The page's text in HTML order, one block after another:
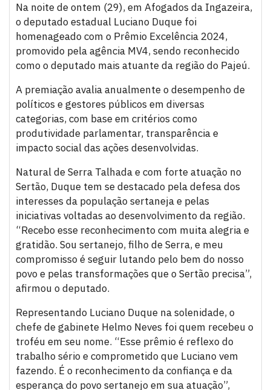
Na noite de ontem (29), em Afogados da Ingazeira,
o deputado estadual Luciano Duque foi
homenageado com o Prêmio Excelência 2024,
promovido pela agência MV4, sendo reconhecido
como o deputado mais atuante da região do Pajeú.
A premiação avalia anualmente o desempenho de
políticos e gestores públicos em diversas
categorias, com base em critérios como
produtividade parlamentar, transparência e
impacto social das ações desenvolvidas.
Natural de Serra Talhada e com forte atuação no
Sertão, Duque tem se destacado pela defesa dos
interesses da população sertaneja e pelas
iniciativas voltadas ao desenvolvimento da região.
“Recebo esse reconhecimento com muita alegria e
gratidão. Sou sertanejo, filho de Serra, e meu
compromisso é seguir lutando pelo bem do nosso
povo e pelas transformações que o Sertão precisa”,
afirmou o deputado.
Representando Luciano Duque na solenidade, o
chefe de gabinete Helmo Neves foi quem recebeu o
troféu em seu nome. “Esse prêmio é reflexo do
trabalho sério e comprometido que Luciano vem
fazendo. É o reconhecimento da confiança e da
esperança do povo sertanejo em sua atuação”,